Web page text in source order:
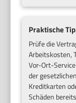
Praktische
Prüfe die
Arbeitskosten,
Vor-Ort-
der
Kreditkarten
Schäden